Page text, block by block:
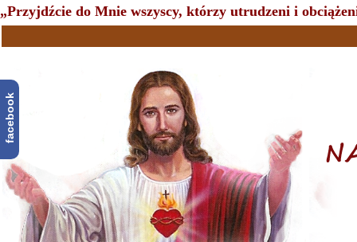
facebook
„Przyjdźcie do Mnie wszyscy, którzy utrudzeni i